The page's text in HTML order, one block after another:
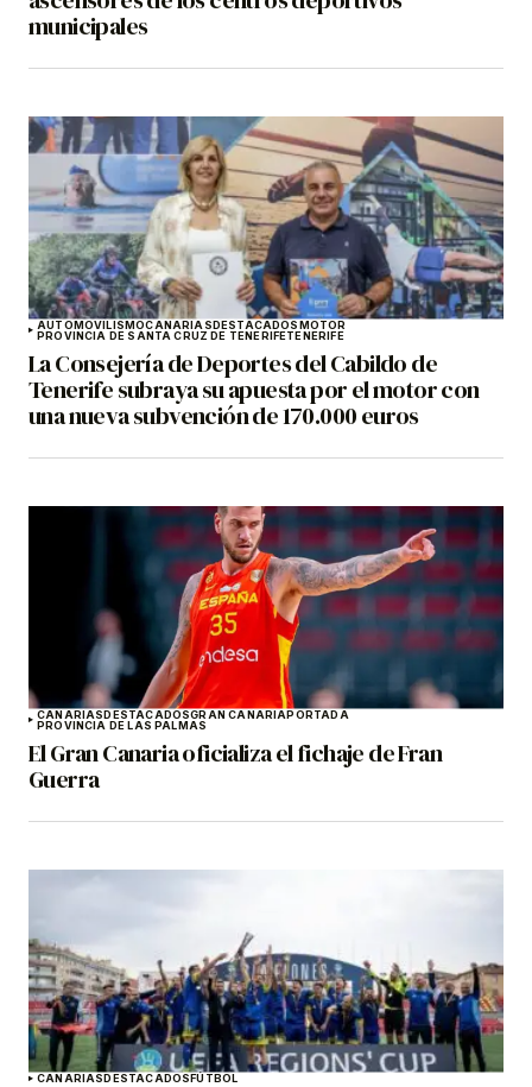
municipales
AUTOMOVILISMOCANARIASDESTACADOSMOTOR
PROVINCIA DE SANTA CRUZ DE TENERIFETENERIFE
La Consejería de Deportes del Cabildo de
Tenerife subraya su apuesta por el motor con
una nueva subvención de 170.000 euros
CANARIASDESTACADOSGRAN CANARIAPORTADA
PROVINCIA DE LAS PALMAS
El Gran Canaria oficializa el fichaje de Fran
Guerra
CANARIASDESTACADOSFÚTBOL